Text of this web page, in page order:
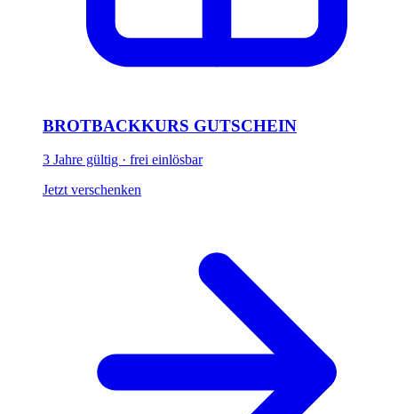
BROTBACKKURS GUTSCHEIN
3 Jahre gültig · frei einlösbar
Jetzt verschenken